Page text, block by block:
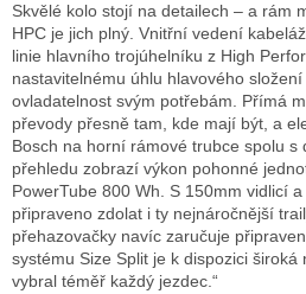
Skvělé kolo stojí na detailech – a rám
HPC je jich plný. Vnitřní vedení
linie hlavního trojúhelníku z High
nastavitelnému úhlu hlavového
ovladatelnost svým potřebám. Přímá
převody přesně tam, kde mají být, a
Bosch na horní rámové trubce spolu s
přehledu zobrazí výkon pohonné
PowerTube 800 Wh. S 150mm vidlicí
připraveno zdolat i ty nejnáročnější
přehazovačky navíc zaručuje
systému Size Split je k dispozici
vybral téměř každý jezdec.“